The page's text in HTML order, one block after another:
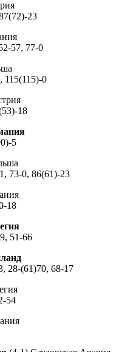
23
57, 77-0
115(115)-0
18
5
73-0, 86(61)-23
18
51-66
28-(61)70, 68-17
54